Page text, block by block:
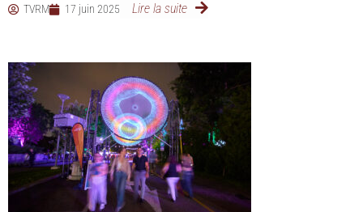
TVRM 17 juin 2025 Lire la suite